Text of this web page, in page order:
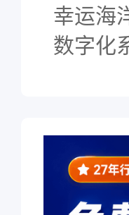
幸运海
数字化